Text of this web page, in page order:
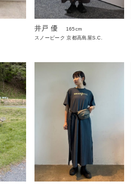
井戸 優
165cm
スノーピーク 京都高島屋S.C.